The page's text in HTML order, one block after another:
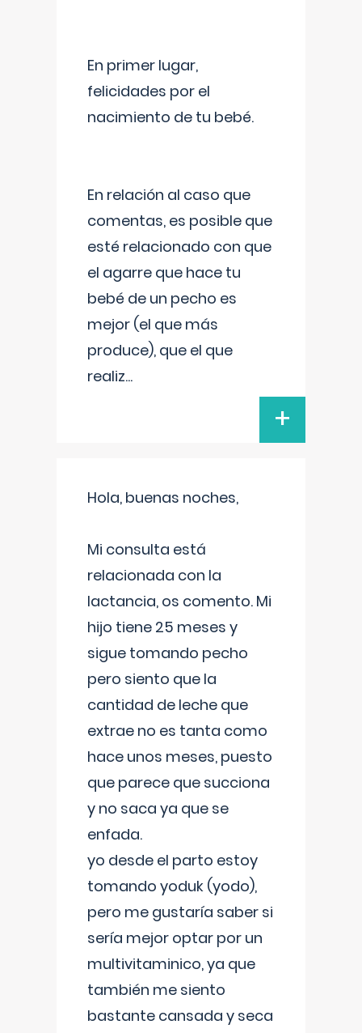
En primer lugar,
felicidades por el
nacimiento de tu bebé.
En relación al caso que
comentas, es posible que
esté relacionado con que
el agarre que hace tu
bebé de un pecho es
mejor (el que más
produce), que el que
realiz...
+
Hola, buenas noches,
Mi consulta está
relacionada con la
lactancia, os comento. Mi
hijo tiene 25 meses y
sigue tomando pecho
pero siento que la
cantidad de leche que
extrae no es tanta como
hace unos meses, puesto
que parece que succiona
y no saca ya que se
enfada.
yo desde el parto estoy
tomando yoduk (yodo),
pero me gustaría saber si
sería mejor optar por un
multivitaminico, ya que
también me siento
bastante cansada y seca